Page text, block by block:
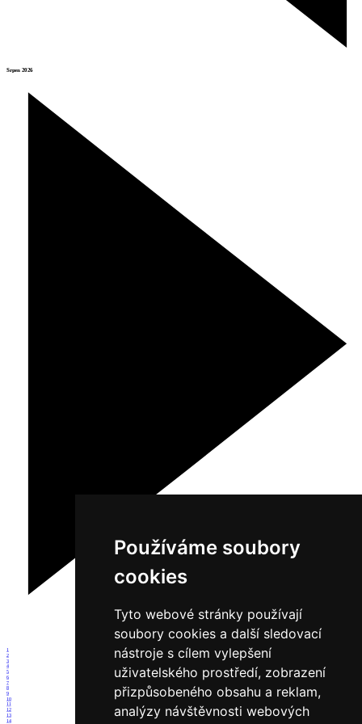
Používáme soubory
cookies
Tyto webové stránky používají
soubory cookies a další sledovací
nástroje s cílem vylepšení
uživatelského prostředí, zobrazení
přizpůsobeného obsahu a reklam,
analýzy návštěvnosti webových
Srpen 2026
1
2
3
4
5
6
7
8
9
10
11
12
13
14